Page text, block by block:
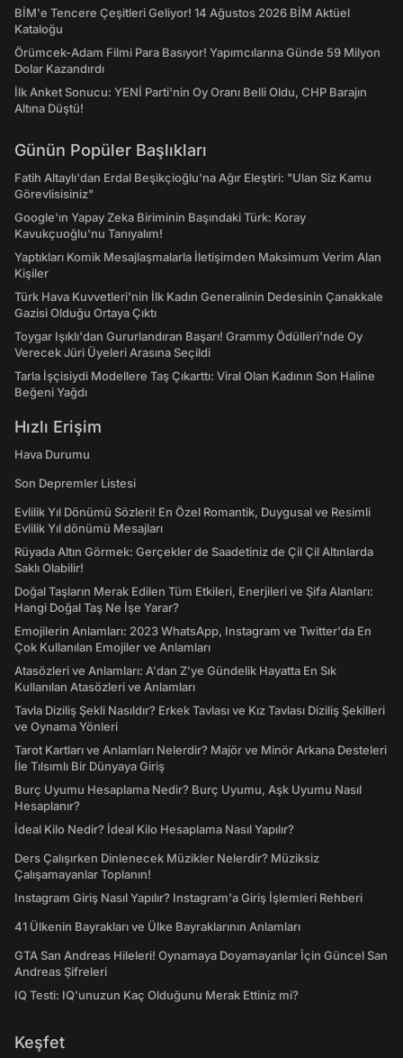
BİM'e Tencere Çeşitleri Geliyor! 14 Ağustos 2026 BİM Aktüel
Kataloğu
Örümcek-Adam Filmi Para Basıyor! Yapımcılarına Günde 59 Milyon
Dolar Kazandırdı
İlk Anket Sonucu: YENİ Parti'nin Oy Oranı Belli Oldu, CHP Barajın
Altına Düştü!
Günün Popüler Başlıkları
Fatih Altaylı'dan Erdal Beşikçioğlu'na Ağır Eleştiri: "Ulan Siz Kamu
Görevlisisiniz"
Google'ın Yapay Zeka Biriminin Başındaki Türk: Koray
Kavukçuoğlu'nu Tanıyalım!
Yaptıkları Komik Mesajlaşmalarla İletişimden Maksimum Verim Alan
Kişiler
Türk Hava Kuvvetleri'nin İlk Kadın Generalinin Dedesinin Çanakkale
Gazisi Olduğu Ortaya Çıktı
Toygar Işıklı'dan Gururlandıran Başarı! Grammy Ödülleri'nde Oy
Verecek Jüri Üyeleri Arasına Seçildi
Tarla İşçisiydi Modellere Taş Çıkarttı: Viral Olan Kadının Son Haline
Beğeni Yağdı
Hızlı Erişim
Hava Durumu
Son Depremler Listesi
Evlilik Yıl Dönümü Sözleri! En Özel Romantik, Duygusal ve Resimli
Evlilik Yıl dönümü Mesajları
Rüyada Altın Görmek: Gerçekler de Saadetiniz de Çil Çil Altınlarda
Saklı Olabilir!
Doğal Taşların Merak Edilen Tüm Etkileri, Enerjileri ve Şifa Alanları:
Hangi Doğal Taş Ne İşe Yarar?
Emojilerin Anlamları: 2023 WhatsApp, Instagram ve Twitter'da En
Çok Kullanılan Emojiler ve Anlamları
Atasözleri ve Anlamları: A'dan Z'ye Gündelik Hayatta En Sık
Kullanılan Atasözleri ve Anlamları
Tavla Diziliş Şekli Nasıldır? Erkek Tavlası ve Kız Tavlası Diziliş Şekilleri
ve Oynama Yönleri
Tarot Kartları ve Anlamları Nelerdir? Majör ve Minör Arkana Desteleri
İle Tılsımlı Bir Dünyaya Giriş
Burç Uyumu Hesaplama Nedir? Burç Uyumu, Aşk Uyumu Nasıl
Hesaplanır?
İdeal Kilo Nedir? İdeal Kilo Hesaplama Nasıl Yapılır?
Ders Çalışırken Dinlenecek Müzikler Nelerdir? Müziksiz
Çalışamayanlar Toplanın!
Instagram Giriş Nasıl Yapılır? Instagram'a Giriş İşlemleri Rehberi
41 Ülkenin Bayrakları ve Ülke Bayraklarının Anlamları
GTA San Andreas Hileleri! Oynamaya Doyamayanlar İçin Güncel San
Andreas Şifreleri
IQ Testi: IQ'unuzun Kaç Olduğunu Merak Ettiniz mi?
Keşfet